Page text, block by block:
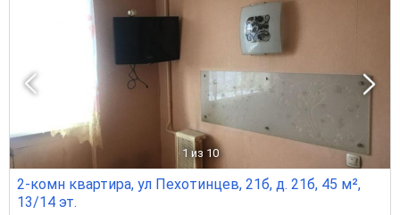
1 из 10
2-комн квартира, ул Пехотинцев, 21б, д. 21б, 45 м²,
13/14 эт.